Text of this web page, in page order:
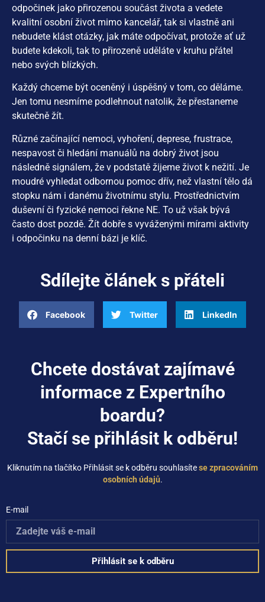
odpočinek jako přirozenou součást života a vedete
kvalitní osobní život mimo kancelář, tak si vlastně ani
nebudete klást otázky, jak máte odpočívat, protože ať už
budete kdekoli, tak to přirozeně uděláte v kruhu přátel
nebo svých blízkých.
Každý chceme být oceněný i úspěšný v tom, co děláme.
Jen tomu nesmíme podlehnout natolik, že přestaneme
skutečně žít.
Různé začínající nemoci, vyhoření, deprese, frustrace,
nespavost či hledání manuálů na dobrý život jsou
následně signálem, že v podstatě žijeme život k nežití. Je
moudré vyhledat odbornou pomoc dřív, než vlastní tělo dá
stopku nám i danému životnímu stylu. Prostřednictvím
duševní či fyzické nemoci řekne NE. To už však bývá
často dost pozdě. Žít dobře s vyváženými mírami aktivity
i odpočinku na denní bázi je klíč.
Sdílejte článek s přáteli
Facebook Twitter LinkedIn
Chcete dostávat zajímavé
informace z Expertního
boardu?
Stačí se přihlásit k odběru!
Kliknutím na tlačítko Přihlásit se k odběru souhlasítese zpracováním
osobních údajů.
E-mail
Přihlásit se k odběru